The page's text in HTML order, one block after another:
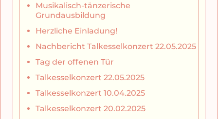
Musikalisch-tänzerische
Grundausbildung
Herzliche Einladung!
Nachbericht Talkesselkonzert 22.05.2025
Tag der offenen Tür
Talkesselkonzert 22.05.2025
Talkesselkonzert 10.04.2025
Talkesselkonzert 20.02.2025